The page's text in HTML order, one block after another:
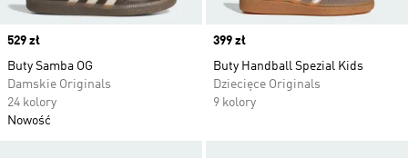
Price
529 zł
Buty Samba OG
Damskie Originals
24 kolory
Nowość
Price
399 zł
Buty Handball Spezial Kids
Dziecięce Originals
9 kolory